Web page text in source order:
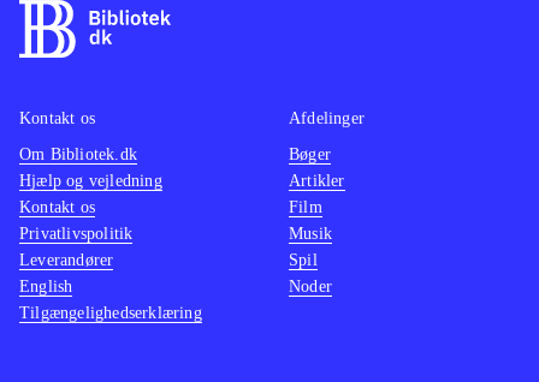
Kontakt os
Om Bibliotek.dk
Hjælp og vejledning
Kontakt os
Privatlivspolitik
Leverandører
English
Tilgængelighedserklæring
Afdelinger
Bøger
Artikler
Film
Musik
Spil
Noder